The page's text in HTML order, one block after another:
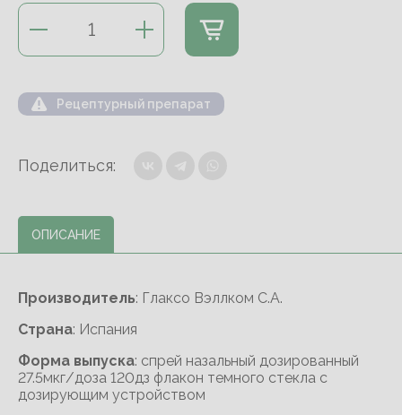
Рецептурный препарат
Поделиться:
ОПИСАНИЕ
Производитель: Глаксо Вэллком С.А.
Cтрана: Испания
Форма выпуска: спрей назальный дозированный
27.5мкг/доза 120дз флакон темного стекла с
дозирующим устройством